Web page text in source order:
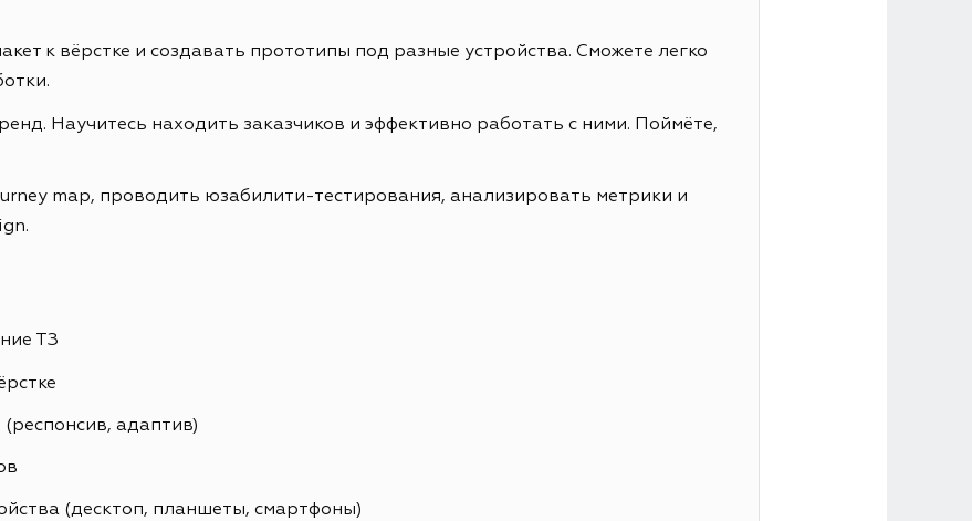
к вёрстке и создавать прототипы под разные устройства. Сможете легко
Научитесь находить заказчиков и эффективно работать с ними. Поймёте,
map, проводить юзабилити-тестирования, анализировать метрики и
ТЗ
адаптив)
(десктоп, планшеты, смартфоны)